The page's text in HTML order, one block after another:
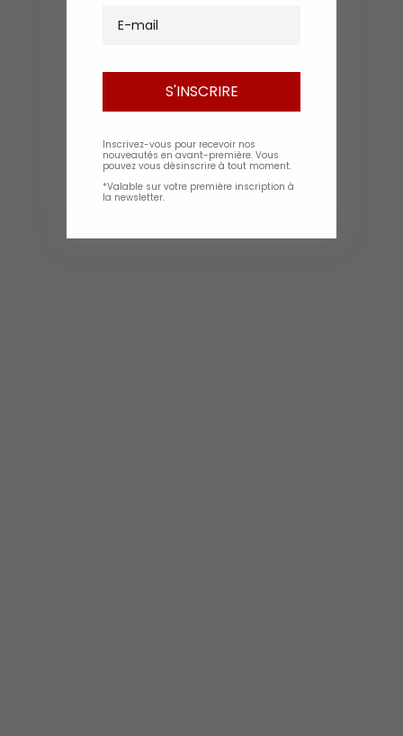
S'INSCRIRE
Inscrivez-vous pour recevoir nos
nouveautés en avant-première. Vous
pouvez vous désinscrire à tout moment.
*Valable sur votre première inscription à
la newsletter.